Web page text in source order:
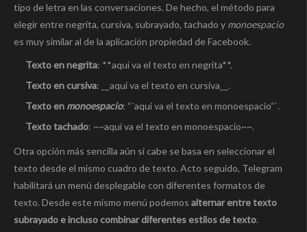
tipo de letra en las conversaciones. De hecho, el método para
elegir entre negrita, cursiva, subrayado, tachado y monoespacio
es muy similar al de la aplicación propiedad de Facebook.
Texto en negrita: **aquí va el texto en negrita**.
Texto en cursiva: __aquí va el texto en cursiva__.
Texto en monoespacio: “`aquí va el texto en monoespacio“`.
Texto tachado: ~~aquí va el texto en monoespacio~~.
Otra opción más sencilla aún si cabe se basa en seleccionar el
texto desde el mismo cuadro de texto. Acto seguido, Telegram
habilitará un menú desplegable con diferentes formatos de
texto. Desde este mismo menú podemos alternar entre texto
subrayado e incluso combinar diferentes estilos de texto.